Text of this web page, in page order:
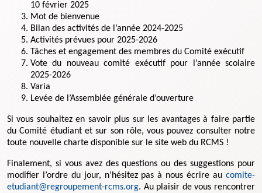
10 février 2025
Mot de bienvenue
Bilan des activités de l’année 2024-2025
Activités prévues pour 2025-2026
Tâches et engagement des membres du Comité exécutif
Vote du nouveau comité exécutif pour l’année scolaire
2025-2026
Varia
Levée de l’Assemblée générale d’ouverture
Si vous souhaitez en savoir plus sur les avantages à faire partie
du Comité étudiant et sur son rôle, vous pouvez consulter notre
toute nouvelle charte disponible sur le site web du RCMS !
Finalement, si vous avez des questions ou des suggestions pour
modifier l’ordre du jour, n’hésitez pas à nous écrire au comite-
etudiant@regroupement-rcms.org. Au plaisir de vous rencontrer